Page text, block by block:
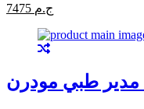
7475 ج.م
طبي مودرن